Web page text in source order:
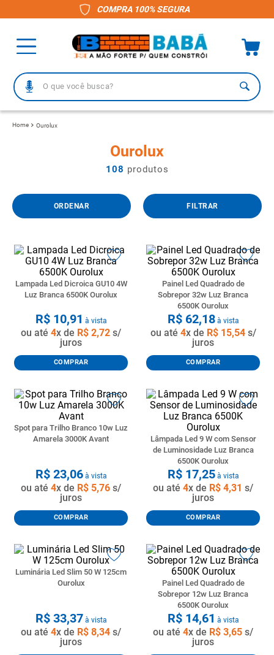
COMPRA 100% SEGURA
O que você busca?
Ourolux
Ourolux
108 produtos
FILTRAR
Lampada Led Dicroica GU10 4W
Luz Branca 6500K Ourolux
R$ 10,91 à vista
ou até 4x de R$ 2,72 s/
juros
COMPRAR
Painel Led Quadrado de
Sobrepor 32w Luz Branca
6500K Ourolux
R$ 62,18à vista
ou até 4x de R$ 15,54s/
juros
COMPRAR
Spot para Trilho Branco 10w Luz
Amarela 3000K Avant
R$ 23,06à vista
ou até 4x de R$ 5,76 s/
juros
COMPRAR
Lâmpada Led 9 W com Sensor
de Luminosidade Luz Branca
6500K Ourolux
R$ 17,25à vista
ou até 4x de R$ 4,31 s/
juros
COMPRAR
Luminária Led Slim 50 W 125cm
Ourolux
R$ 33,37 à vista
ou até 4x de R$ 8,34 s/
juros
Painel Led Quadrado de
Sobrepor 12w Luz Branca
6500K Ourolux
R$ 14,61 à vista
ou até 4x de R$ 3,65 s/
juros
vaso sanitário
6 gabinete banheiro
7º telha fibrocimento
8º pisos
10 º vaso sanitario caixa acoplada